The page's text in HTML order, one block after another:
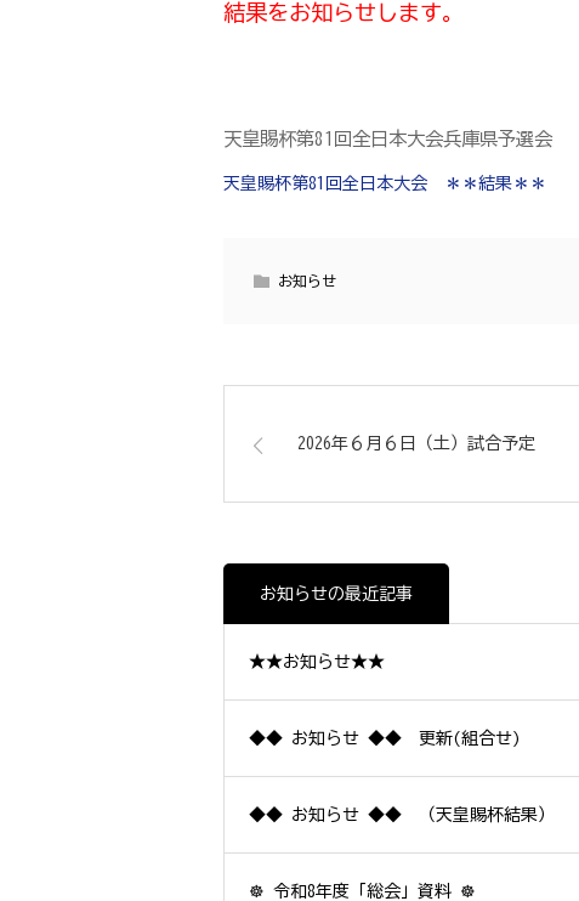
結果をお知らせします。
天皇賜杯第81回全日本大会兵庫県予選会
天皇賜杯第81回全日本大会 ＊＊結果＊＊
お知らせ
2026年６月６日（土）試合予定
お知らせの最近記事
★★お知らせ★★
◆◆ お知らせ ◆◆ 更新(組合せ)
◆◆ お知らせ ◆◆ （天皇賜杯結果）
☸ 令和8年度「総会」資料 ☸